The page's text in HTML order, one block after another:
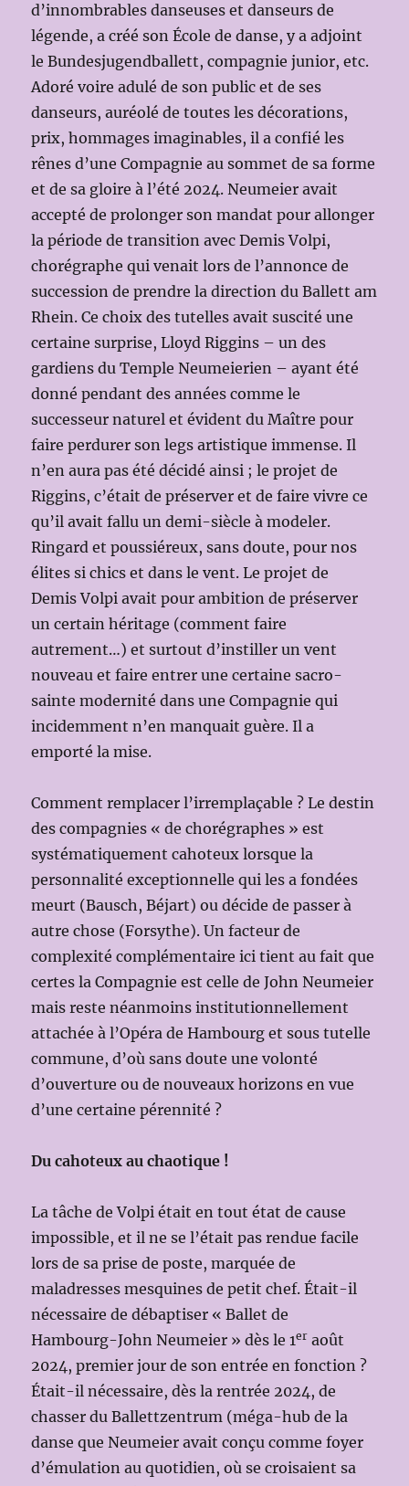
d’innombrables danseuses et danseurs de
légende, a créé son École de danse, y a adjoint
le Bundesjugendballett, compagnie junior, etc.
Adoré voire adulé de son public et de ses
danseurs, auréolé de toutes les décorations,
prix, hommages imaginables, il a confié les
rênes d’une Compagnie au sommet de sa forme
et de sa gloire à l’été 2024. Neumeier avait
accepté de prolonger son mandat pour allonger
la période de transition avec Demis Volpi,
chorégraphe qui venait lors de l’annonce de
succession de prendre la direction du Ballett am
Rhein. Ce choix des tutelles avait suscité une
certaine surprise, Lloyd Riggins – un des
gardiens du Temple Neumeierien – ayant été
donné pendant des années comme le
successeur naturel et évident du Maître pour
faire perdurer son legs artistique immense. Il
n’en aura pas été décidé ainsi ; le projet de
Riggins, c’était de préserver et de faire vivre ce
qu’il avait fallu un demi-siècle à modeler.
Ringard et poussiéreux, sans doute, pour nos
élites si chics et dans le vent. Le projet de
Demis Volpi avait pour ambition de préserver
un certain héritage (comment faire
autrement…) et surtout d’instiller un vent
nouveau et faire entrer une certaine sacro-
sainte modernité dans une Compagnie qui
incidemment n’en manquait guère. Il a
emporté la mise.
Comment remplacer l’irremplaçable ? Le destin
des compagnies « de chorégraphes » est
systématiquement cahoteux lorsque la
personnalité exceptionnelle qui les a fondées
meurt (Bausch, Béjart) ou décide de passer à
autre chose (Forsythe). Un facteur de
complexité complémentaire ici tient au fait que
certes la Compagnie est celle de John Neumeier
mais reste néanmoins institutionnellement
attachée à l’Opéra de Hambourg et sous tutelle
commune, d’où sans doute une volonté
d’ouverture ou de nouveaux horizons en vue
d’une certaine pérennité ?
Du cahoteux au chaotique !
La tâche de Volpi était en tout état de cause
impossible, et il ne se l’était pas rendue facile
lors de sa prise de poste, marquée de
maladresses mesquines de petit chef. Était-il
nécessaire de débaptiser « Ballet de
Hambourg-John Neumeier » dès le 1er août
2024, premier jour de son entrée en fonction ?
Était-il nécessaire, dès la rentrée 2024, de
chasser du Ballettzentrum (méga-hub de la
danse que Neumeier avait conçu comme foyer
d’émulation au quotidien, où se croisaient sa